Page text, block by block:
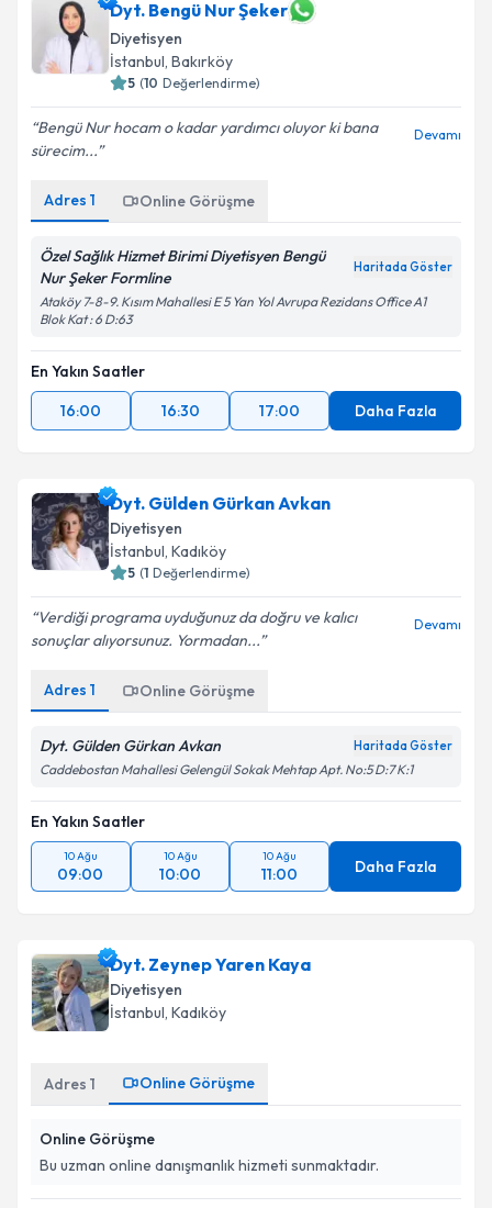
Dyt. Bengü Nur Şeker
Diyetisyen
İstanbul, Bakırköy
5 (10 Değerlendirme)
Bengü Nur hocam o kadar yardımcı oluyor ki bana
sürecim...
Devamı
Adres 1 Online Görüşme
Özel Sağlık Hizmet Birimi Diyetisyen Bengü
Nur Şeker Formline
Haritada Göster
Ataköy 7-8-9. Kısım Mahallesi E 5 Yan Yol Avrupa Rezidans Office A1
Blok Kat : 6 D:63
En Yakın Saatler
16:00
16:30 17:00 Daha Fazla
Dyt. Gülden Gürkan Avkan
Diyetisyen
İstanbul, Kadıköy
5 (1 Değerlendirme)
Verdiği programa uyduğunuz da doğru ve kalıcı
sonuçlar alıyorsunuz. Yormadan...
Devamı
Adres 1 Online Görüşme
Dyt. Gülden Gürkan Avkan Haritada Göster
Caddebostan Mahallesi Gelengül Sokak Mehtap Apt. No:5 D:7 K:1
En Yakın Saatler
10 Ağu
09:00
10 Ağu
10:00
10 Ağu
11:00 Daha Fazla
Dyt. Zeynep Yaren Kaya
Diyetisyen
İstanbul, Kadıköy
Adres 1 Online Görüşme
Online Görüşme
Bu uzman online danışmanlık hizmeti sunmaktadır.